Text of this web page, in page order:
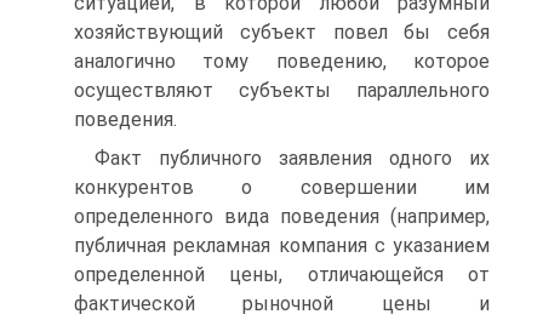
хозяйствующий субъект повел бы себя
аналогично тому пове­дению, которое
осуществляют субъекты параллельного
поведения.
Факт публичного заявления одного их
конкурентов о совершении им
определенного вида поведения (например,
публичная рекламная компания с указанием
определенной цены, отличающейся от
фактической рыночной це­ны и